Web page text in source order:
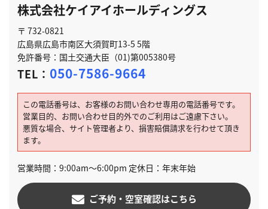
株式会社ケイアイホールディングス
〒 732-0821
広島県広島市南区大須賀町13-5 5階
免許番号：国土交通大臣（01)第005380号
TEL： 050-7586-9664
この電話番号は、お客様のお問い合わせ専用の電話番号です。
営業目的、お問い合わせ目的外でのご利用はご遠慮下さい。
悪質な場合、サイト管理者より、損害賠償請求を行わせて頂き
ます。
営業時間：9:00am～6:00pm 定休日：年末年始
ご予約・空室確認はこちら